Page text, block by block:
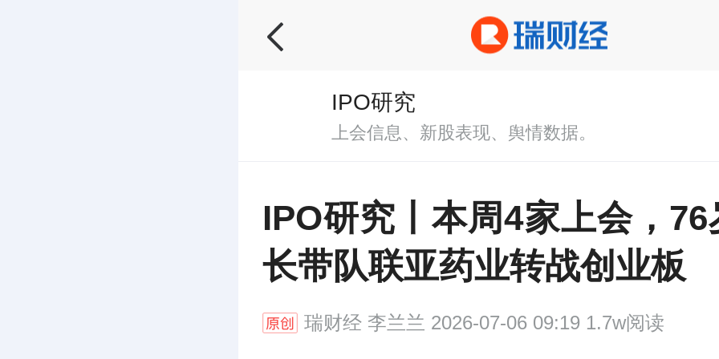
IPO研究
上会信息、新股表现、舆情数据。
IPO研究丨本周4家上会，76
长带队联亚药业转战创业板
瑞财经 李兰兰 2026-07-06 09:19 1.7w阅读